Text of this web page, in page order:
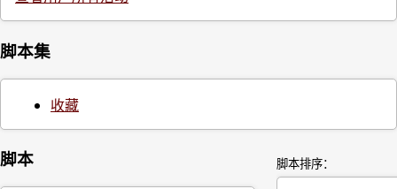
脚本集
收藏
脚本 脚本排序：